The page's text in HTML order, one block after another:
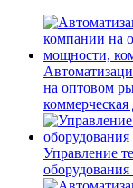
на оптовом
коммерческая
Управление